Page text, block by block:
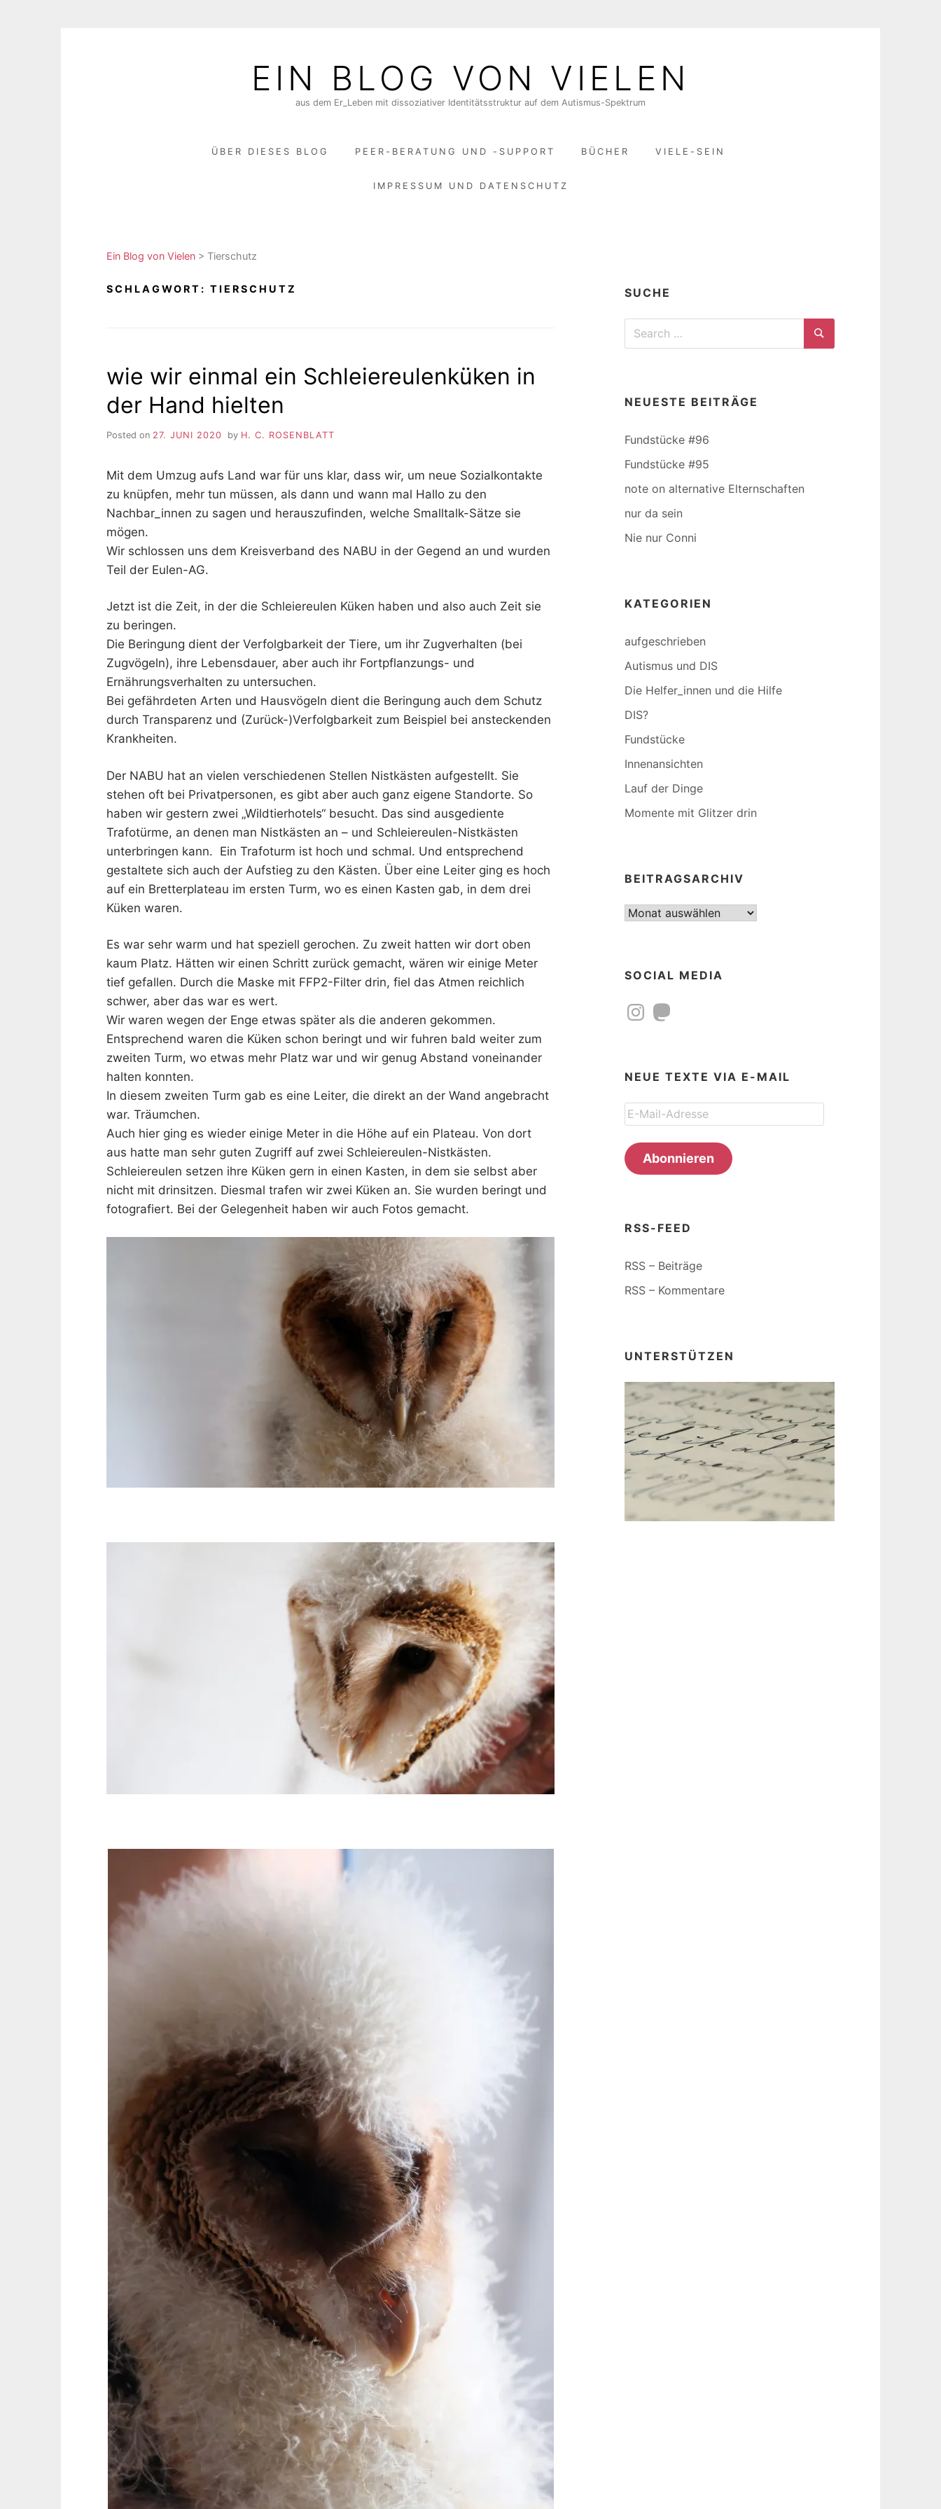
EIN BLOG VON VIELEN
aus dem Er_Leben mit dissoziativer Identitätsstruktur auf dem Autismus-Spektrum
ÜBER DIESES BLOG PEER-BERATUNG UND -SUPPORT BÜCHER VIELE-SEIN
IMPRESSUM UND DATENSCHUTZ
Ein Blog von Vielen > Tierschutz
SCHLAGWORT: TIERSCHUTZ
wie wir einmal ein Schleiereulenküken in
der Hand hielten
Posted on 27. JUNI 2020 by H. C. ROSENBLATT
Mit dem Umzug aufs Land war für uns klar, dass wir, um neue Sozialkontakte
zu knüpfen, mehr tun müssen, als dann und wann mal Hallo zu den
Nachbar_innen zu sagen und herauszufinden, welche Smalltalk-Sätze sie
mögen.
Wir schlossen uns dem Kreisverband des NABU in der Gegend an und wurden
Teil der Eulen-AG.
Jetzt ist die Zeit, in der die Schleiereulen Küken haben und also auch Zeit sie
zu beringen.
Die Beringung dient der Verfolgbarkeit der Tiere, um ihr Zugverhalten (bei
Zugvögeln), ihre Lebensdauer, aber auch ihr Fortpflanzungs- und
Ernährungsverhalten zu untersuchen.
Bei gefährdeten Arten und Hausvögeln dient die Beringung auch dem Schutz
durch Transparenz und (Zurück-)Verfolgbarkeit zum Beispiel bei ansteckenden
Krankheiten.
Der NABU hat an vielen verschiedenen Stellen Nistkästen aufgestellt. Sie
stehen oft bei Privatpersonen, es gibt aber auch ganz eigene Standorte. So
haben wir gestern zwei „Wildtierhotels“ besucht. Das sind ausgediente
Trafotürme, an denen man Nistkästen an – und Schleiereulen-Nistkästen
unterbringen kann. Ein Trafoturm ist hoch und schmal. Und entsprechend
gestaltete sich auch der Aufstieg zu den Kästen. Über eine Leiter ging es hoch
auf ein Bretterplateau im ersten Turm, wo es einen Kasten gab, in dem drei
Küken waren.
Es war sehr warm und hat speziell gerochen. Zu zweit hatten wir dort oben
kaum Platz. Hätten wir einen Schritt zurück gemacht, wären wir einige Meter
tief gefallen. Durch die Maske mit FFP2-Filter drin, fiel das Atmen reichlich
schwer, aber das war es wert.
Wir waren wegen der Enge etwas später als die anderen gekommen.
Entsprechend waren die Küken schon beringt und wir fuhren bald weiter zum
zweiten Turm, wo etwas mehr Platz war und wir genug Abstand voneinander
halten konnten.
In diesem zweiten Turm gab es eine Leiter, die direkt an der Wand angebracht
war. Träumchen.
Auch hier ging es wieder einige Meter in die Höhe auf ein Plateau. Von dort
aus hatte man sehr guten Zugriff auf zwei Schleiereulen-Nistkästen.
Schleiereulen setzen ihre Küken gern in einen Kasten, in dem sie selbst aber
nicht mit drinsitzen. Diesmal trafen wir zwei Küken an. Sie wurden beringt und
fotografiert. Bei der Gelegenheit haben wir auch Fotos gemacht.
SUCHE
Search
Search
NEUESTE BEITRÄGE
Fundstücke #96
Fundstücke #95
note on alternative Elternschaften
nur da sein
Nie nur Conni
KATEGORIEN
aufgeschrieben
Autismus und DIS
Die Helfer_innen und die Hilfe
DIS?
Fundstücke
Innenansichten
Lauf der Dinge
Momente mit Glitzer drin
BEITRAGSARCHIV
Beitragsarchiv
SOCIAL MEDIA
InstagramMastodon
NEUE TEXTE VIA E-MAIL
E-
Mail-
Adresse
Abonnieren
RSS-FEED
RSS – Beiträge
RSS – Kommentare
UNTERSTÜTZEN